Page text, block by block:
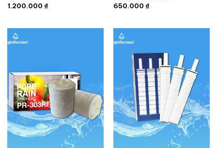
1.200.000 ₫
650.000 ₫